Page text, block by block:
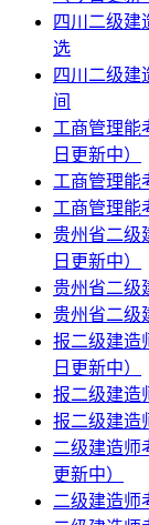
四川二级建
选
四川二级建
间
工商管理能
日更新中）
工商管理能
工商管理能
贵州省二级
日更新中）
贵州省二级
贵州省二级
报二级建造
日更新中）
报二级建造
报二级建造
二级建造师
更新中）
二级建造师